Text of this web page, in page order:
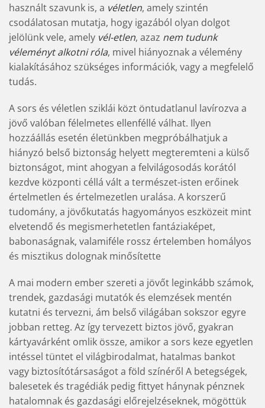
használt szavunk is, a véletlen, amely szintén
csodálatosan mutatja, hogy igazából olyan dolgot
jelölünk vele, amely vél-etlen, azaz nem tudunk
véleményt alkotni róla, mivel hiányoznak a vélemény
kialakításához szükséges információk, vagy a megfelelő
tudás.
A sors és véletlen sziklái közt öntudatlanul lavírozva a
jövő valóban félelmetes ellenféllé válhat. Ilyen
hozzáállás esetén életünkben megpróbálhatjuk a
hiányzó belső biztonság helyett megteremteni a külső
biztonságot, mint ahogyan a felvilágosodás korától
kezdve központi céllá vált a természet-isten erőinek
értelmetlen és értelmezetlen uralása. A korszerű
tudomány, a jövőkutatás hagyományos eszközeit mint
elvetendő és megismerhetetlen fantáziaképet,
babonaságnak, valamiféle rossz értelemben homályos
és misztikus dolognak minősítette
A mai modern ember szereti a jövőt leginkább számok,
trendek, gazdasági mutatók és elemzések mentén
kutatni és tervezni, ám belső világában sokszor egyre
jobban retteg. Az így tervezett biztos jövő, gyakran
kártyavárként omlik össze, amikor a sors keze egyetlen
intéssel tüntet el világbirodalmat, hatalmas bankot
vagy biztosítótársaságot a föld színéről A betegségek,
balesetek és tragédiák pedig fittyet hánynak pénznek
hatalomnak és gazdasági előrejelzéseknek, mögöttük